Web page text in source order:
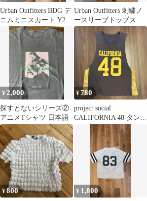
Urban Outfitters BDG デ
ニムミニスカート Y2K
ローライズ
Urban Outfitters 刺繍ノ
ースリーブトップス ブ
ラック
¥2,000
探すとないシリーズ②
アニメTシャツ 日本語
¥780
project social
CALIFORNIA 48 タンク
トップ
¥800 ¥ 1,800